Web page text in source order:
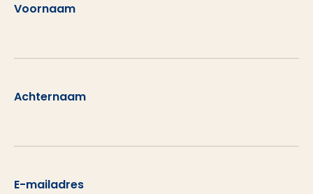
Voornaam
Achternaam
E-mailadres